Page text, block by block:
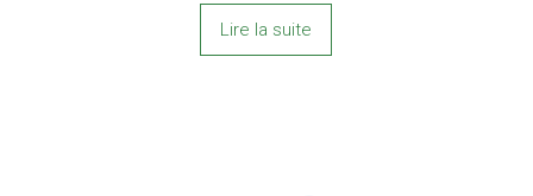
Lire la suite